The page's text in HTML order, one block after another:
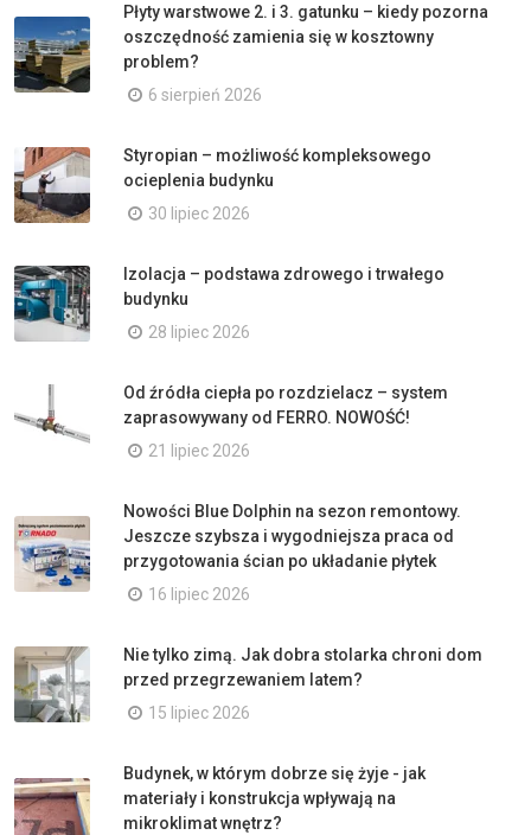
Płyty warstwowe 2. i 3. gatunku – kiedy pozorna
oszczędność zamienia się w kosztowny
problem?
6 sierpień 2026
Styropian – możliwość kompleksowego
ocieplenia budynku
30 lipiec 2026
Izolacja – podstawa zdrowego i trwałego
budynku
28 lipiec 2026
Od źródła ciepła po rozdzielacz – system
zaprasowywany od FERRO. NOWOŚĆ!
21 lipiec 2026
Nowości Blue Dolphin na sezon remontowy.
Jeszcze szybsza i wygodniejsza praca od
przygotowania ścian po układanie płytek
16 lipiec 2026
Nie tylko zimą. Jak dobra stolarka chroni dom
przed przegrzewaniem latem?
15 lipiec 2026
Budynek, w którym dobrze się żyje - jak
materiały i konstrukcja wpływają na
mikroklimat wnętrz?